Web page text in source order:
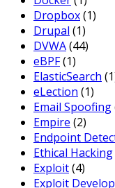
Dropbox(1)
Drupal (1)
DVWA(44)
eBPF(1)
ElasticSearch
eLection (1)
Email Spoofing
Empire (2)
Endpoint
Ethical Hacking
Exploit(4)
Exploit